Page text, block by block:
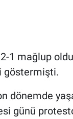
1 mağlup
göstermişti.
dönemde
günü